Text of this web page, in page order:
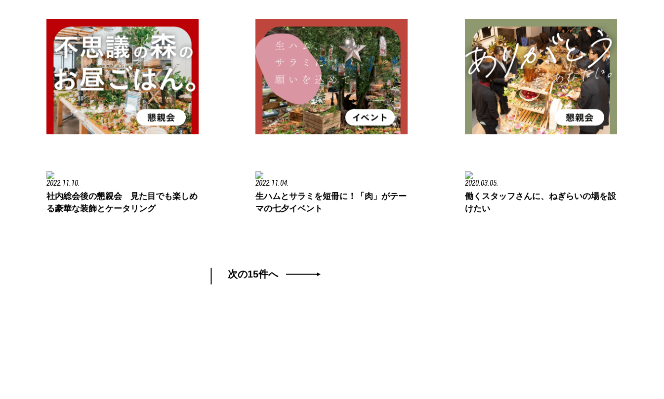
2022.11.10.
社内総会後の懇親会 見た目でも楽しめ
る豪華な装飾とケータリング
2022.11.04.
生ハムとサラミを短冊に！「肉」がテー
マの七夕イベント
2020.03.05.
働くスタッフさんに、ねぎらいの場を設
けたい
次の15件へ